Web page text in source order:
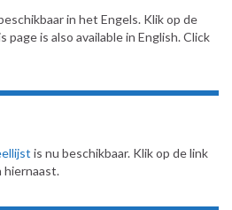
in het Engels. Klik op de
page is also available in English. Click
is nu beschikbaar. Klik op de link
hiernaast.